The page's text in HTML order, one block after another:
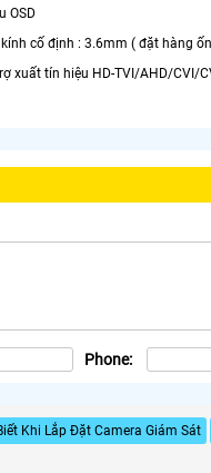
OSD
kính cố định : 3.6mm ( đặt hàng
xuất tín hiệu HD-TVI/AHD/CVI/
Phone:
Khi Lắp Đặt Camera Giám Sát